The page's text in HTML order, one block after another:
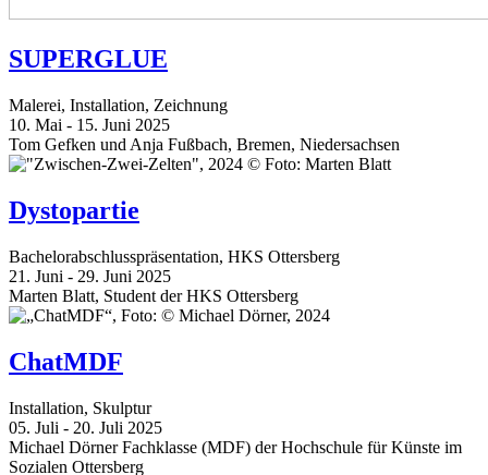
SUPERGLUE
Malerei, Installation, Zeichnung
10. Mai - 15. Juni 2025
Tom Gefken und Anja Fußbach, Bremen, Niedersachsen
Dystopartie
Bachelorabschlusspräsentation, HKS Ottersberg
21. Juni - 29. Juni 2025
Marten Blatt, Student der HKS Ottersberg
ChatMDF
Installation, Skulptur
05. Juli - 20. Juli 2025
Michael Dörner Fachklasse (MDF) der Hochschule für Künste im
Sozialen Ottersberg